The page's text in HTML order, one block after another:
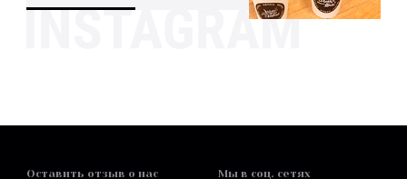
Оставить отзыв о нас Мы в соц. сетях